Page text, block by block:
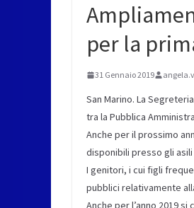
per la
31 Gennaio 2019
San Marino. La
tra la Pubblica
Anche per il prossimo
disponibili presso gli
I genitori, i cui figli
pubblici relativamente
Anche per l’anno 2019